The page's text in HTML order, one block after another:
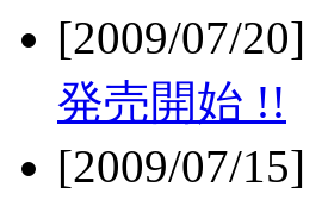
[2009/07/20]
発売開始 !!
[2009/07/15]